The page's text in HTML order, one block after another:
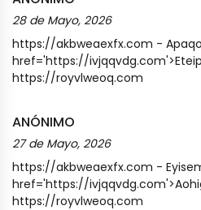
28 de Mayo, 2026
https://akbweaexfx.com -
href='https://
https://royvlweoq.com
ANÓNIMO
27 de Mayo, 2026
https://akbweaexfx.com -
href='https://
https://royvlweoq.com